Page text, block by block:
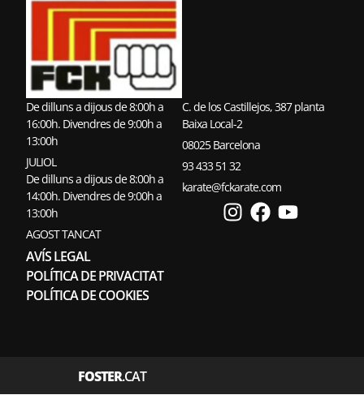
De dilluns a dijous de 8:00h a
16:00h. Divendres de 9:00h a
13:00h
JULIOL
De dilluns a dijous de 8:00h a
14:00h. Divendres de 9:00h a
13:00h
AGOST TANCAT
AVÍS LEGAL
POLÍTICA DE PRIVACITAT
POLÍTICA DE COOKIES
C. de los Castillejos, 387 planta
Baixa Local-2
08025 Barcelona
93 433 51 32
karate@fckarate.com
FOSTER.CAT